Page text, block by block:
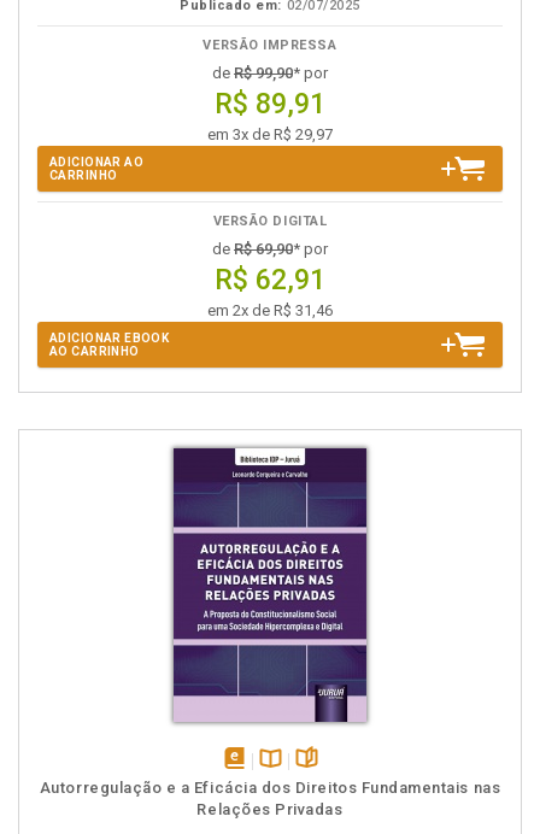
Publicado em: 02/07/2025
VERSÃO IMPRESSA
de R$ 99,90* por
R$ 89,91
em 3x de R$ 29,97
ADICIONAR AO
CARRINHO
VERSÃO DIGITAL
de R$ 69,90* por
R$ 62,91
em 2x de R$ 31,46
ADICIONAR EBOOK
AO CARRINHO
disponível
em
Disponível
na
páginas
Autorregulação e a Eficácia dos Direitos Fundamentais nas
Relações Privadas